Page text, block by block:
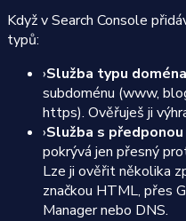
Když v Search Console
typů:
›Služba typu doména
subdoménu (www,
https). Ověřuješ ji
›Služba s předponou
pokrývá jen přesný
Lze ji ověřit několika
značkou HTML, přes
Manager nebo DNS.